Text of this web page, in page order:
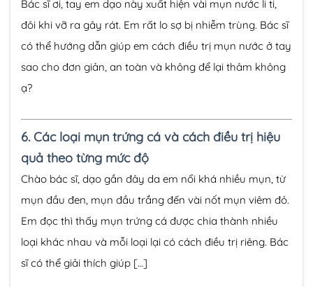
Bác sĩ ơi, tay em dạo này xuất hiện vài mụn nước li ti,
đôi khi vỡ ra gây rát. Em rất lo sợ bị nhiễm trùng. Bác sĩ
có thể hướng dẫn giúp em cách điều trị mụn nước ở tay
sao cho đơn giản, an toàn và không để lại thâm không
ạ?
6. Các loại mụn trứng cá và cách điều trị hiệu
quả theo từng mức độ
Chào bác sĩ, dạo gần đây da em nổi khá nhiều mụn, từ
mụn đầu đen, mụn đầu trắng đến vài nốt mụn viêm đỏ.
Em đọc thì thấy mụn trứng cá được chia thành nhiều
loại khác nhau và mỗi loại lại có cách điều trị riêng. Bác
sĩ có thể giải thích giúp […]